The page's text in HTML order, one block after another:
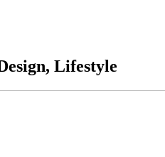
Lifestyle